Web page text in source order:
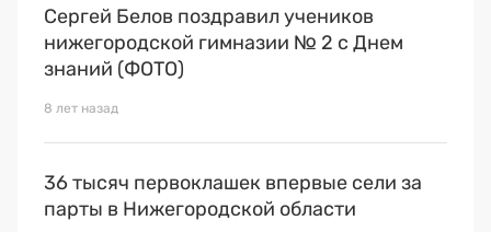
Сергей Белов поздравил учеников
нижегородской гимназии № 2 с Днем
знаний (ФОТО)
8 лет назад
36 тысяч первоклашек впервые сели за
парты в Нижегородской области